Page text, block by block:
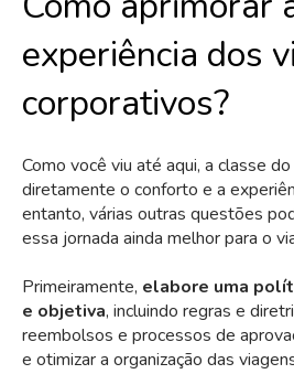
experiência dos
corporativos?
Como você viu até aqui, a classe
diretamente o conforto e a
entanto, várias outras questões
essa jornada ainda melhor para o
Primeiramente, elabore uma
e objetiva, incluindo regras e
reembolsos e processos de
e otimizar a organização das